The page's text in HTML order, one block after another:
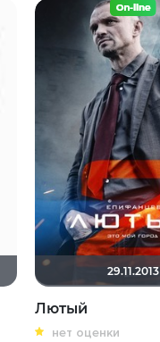
29.11.2013
Лютый
нет оценки